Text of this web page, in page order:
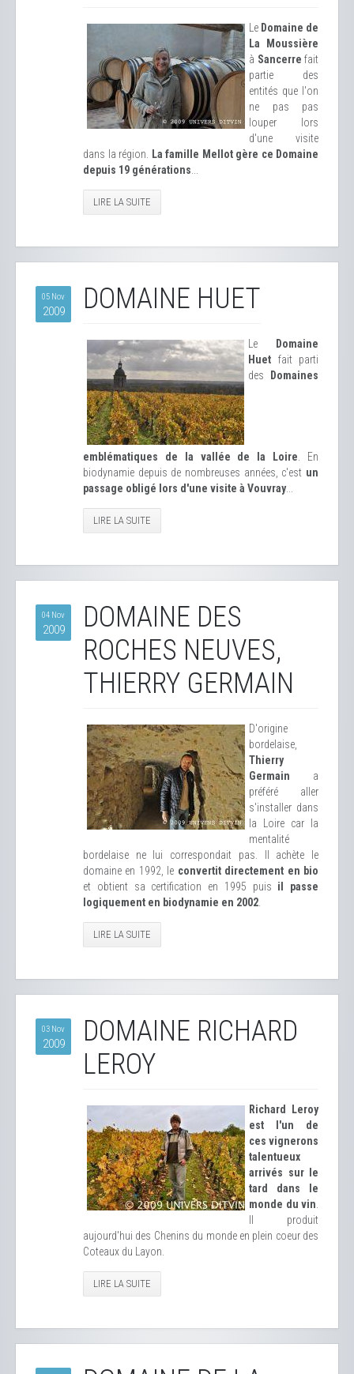
Le Domaine de
La Moussière
à Sancerre fait
partie des
entités que l'on
ne pas pas
louper lors
d'une visite
dans la région.
La famille Mellot gère ce Domaine
depuis 19 générations
LIRE LA SUITE
05 Nov
2009 DOMAINE HUET
Le
Domaine
Huet fait parti
des
Domaines
emblématiques de la vallée de la Loire . En
biodynamie depuis de nombreuses années, c'est un
passage obligé lors d'une visite à Vouvray...
LIRE LA SUITE
04 Nov
2009
DOMAINE DES
ROCHES NEUVES,
THIERRY GERMAIN
D'origine
bordelaise,
Thierry
Germain a
préféré aller
s'installer dans
la Loire car la
mentalité
bordelaise ne lui correspondait pas. Il achète le
domaine en 1992, le convertit directement en bio
et obtient sa certification en 1995 puis il passe
logiquement en biodynamie en 2002
LIRE LA SUITE
03 Nov
2009
DOMAINE RICHARD
LEROY
Richard Leroy
est l'un de
ces vignerons
talentueux
arrivés sur le
tard dans le
monde du vin
Il produit
aujourd'hui des Chenins du monde en plein coeur des
Coteaux du Layon.
LIRE LA SUITE